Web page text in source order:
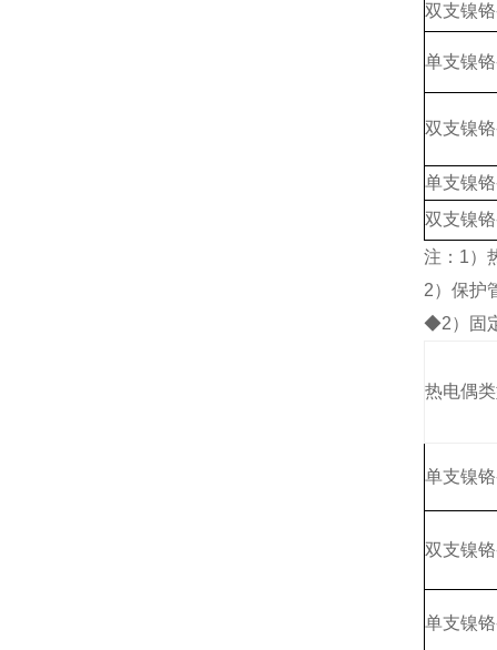
双支镍
单支镍
双支镍
单支镍
双支镍
注：1）
2）保护
◆2）固
热电偶
单支镍
双支镍
单支镍